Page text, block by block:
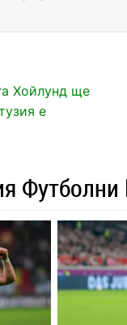
Хойлунд ще
е
Футболни